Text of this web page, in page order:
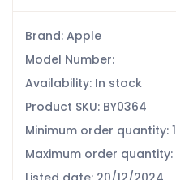
Brand: Apple
Model Number:
Availability: In stock
Product SKU: BY0364
Minimum order quantity: 1
Maximum order quantity: